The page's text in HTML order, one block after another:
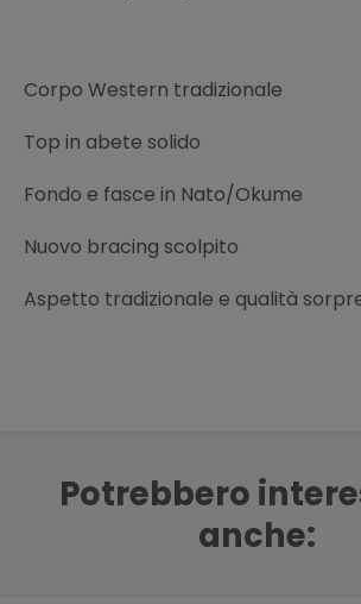
Corpo Western tradizionale
Top in abete solido
Fondo e fasce in Nato/Okume
Nuovo bracing scolpito
Aspetto tradizionale e qualità
Potrebbero
anche: